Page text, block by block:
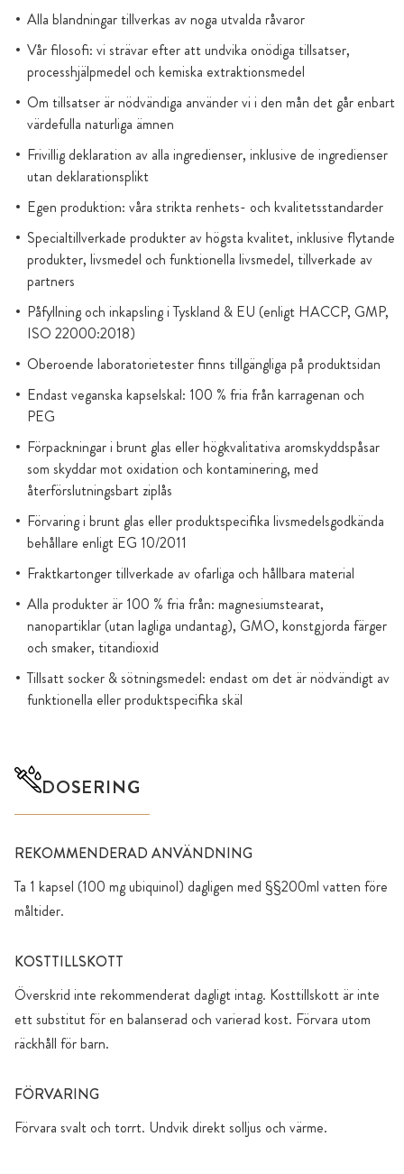
Alla blandningar tillverkas av noga utvalda råvaror
Vår filosofi: vi strävar efter att undvika onödiga tillsatser,
processhjälpmedel och kemiska extraktionsmedel
Om tillsatser är nödvändiga använder vi i den mån det går enbart
värdefulla naturliga ämnen
Frivillig deklaration av alla ingredienser, inklusive de ingredienser
utan deklarationsplikt
Egen produktion: våra strikta renhets- och kvalitetsstandarder
Specialtillverkade produkter av högsta kvalitet, inklusive flytande
produkter, livsmedel och funktionella livsmedel, tillverkade av
partners
Påfyllning och inkapsling i Tyskland & EU (enligt HACCP, GMP,
ISO 22000:2018)
Oberoende laboratorietester finns tillgängliga på produktsidan
Endast veganska kapselskal: 100 % fria från karragenan och
PEG
Förpackningar i brunt glas eller högkvalitativa aromskyddspåsar
som skyddar mot oxidation och kontaminering, med
återförslutningsbart ziplås
Förvaring i brunt glas eller produktspecifika livsmedelsgodkända
behållare enligt EG 10/2011
Fraktkartonger tillverkade av ofarliga och hållbara material
Alla produkter är 100 % fria från: magnesiumstearat,
nanopartiklar (utan lagliga undantag), GMO, konstgjorda färger
och smaker, titandioxid
Tillsatt socker & sötningsmedel: endast om det är nödvändigt av
funktionella eller produktspecifika skäl
DOSERING
REKOMMENDERAD ANVÄNDNING
Ta 1 kapsel (100 mg ubiquinol) dagligen med §§200ml vatten före
måltider.
KOSTTILLSKOTT
Överskrid inte rekommenderat dagligt intag. Kosttillskott är inte
ett substitut för en balanserad och varierad kost. Förvara utom
räckhåll för barn.
FÖRVARING
Förvara svalt och torrt. Undvik direkt solljus och värme.